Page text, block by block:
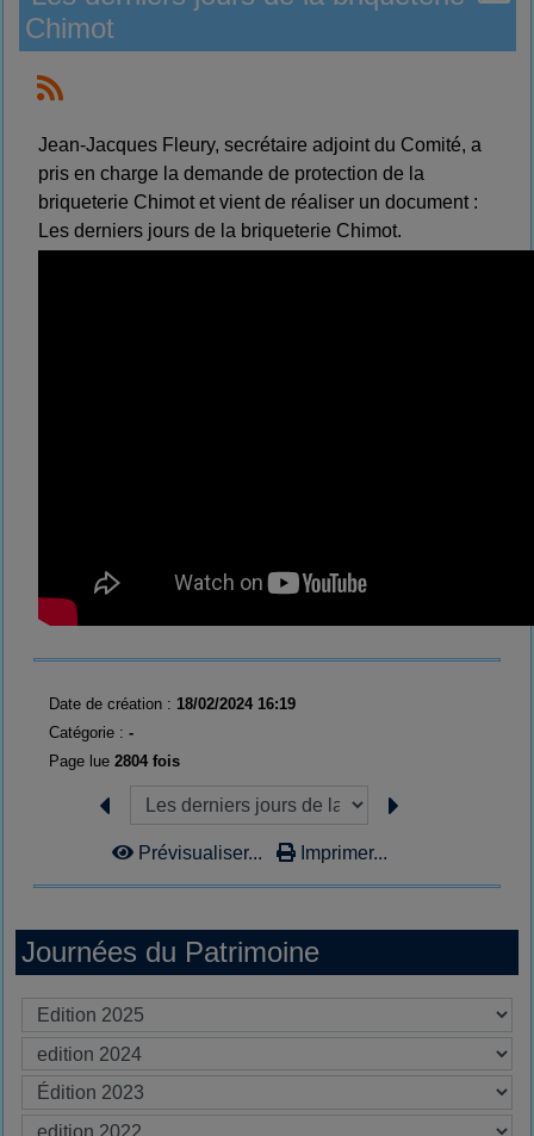
Journées du Patrimoine
Chimot
Jean-Jacques Fleury, secrétaire adjoint du Comité, a
pris en charge la demande de protection de la
briqueterie Chimot et vient de réaliser un document :
Les derniers jours de la briqueterie Chimot.
Date de création : 18/02/2024 16:19
Catégorie : -
Page lue 2804 fois
Prévisualiser... Imprimer...